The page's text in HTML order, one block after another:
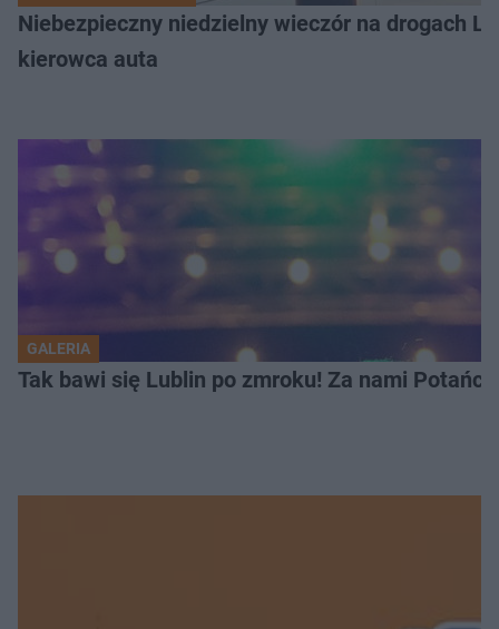
Niebezpieczny niedzielny wieczór na drogach
kierowca auta
GALERIA
Tak bawi się Lublin po zmroku! Za nami